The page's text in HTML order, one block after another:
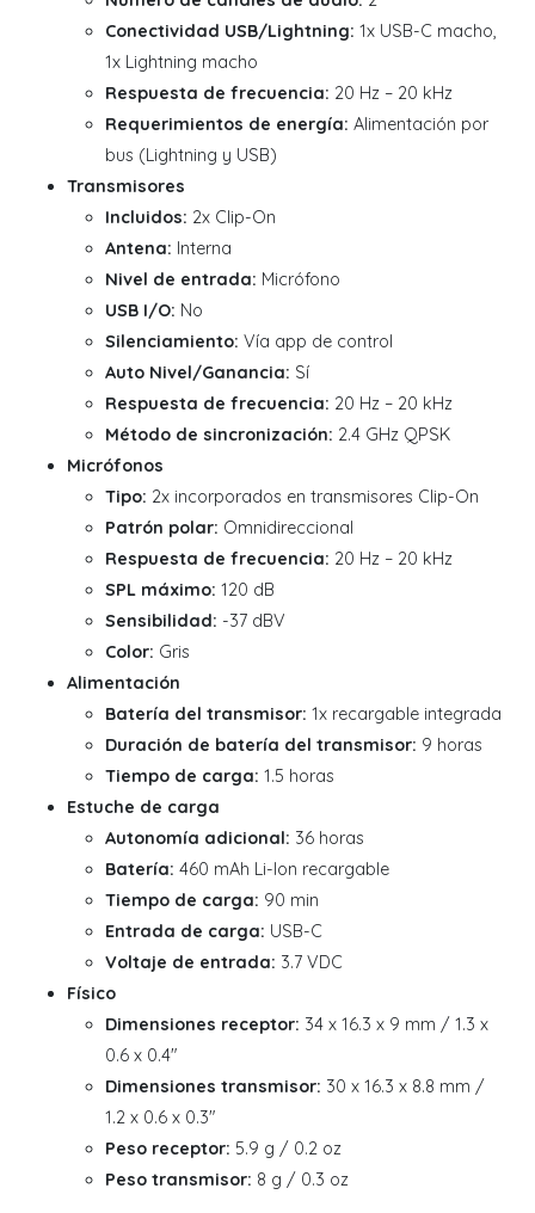
Conectividad USB/Lightning: 1x USB-C macho,
1x Lightning macho
Respuesta de frecuencia: 20 Hz – 20 kHz
Requerimientos de energía: Alimentación por
bus (Lightning y USB)
Transmisores
Incluidos: 2x Clip-On
Antena: Interna
Nivel de entrada: Micrófono
USB I/O: No
Silenciamiento: Vía app de control
Auto Nivel/Ganancia: Sí
Respuesta de frecuencia: 20 Hz – 20 kHz
Método de sincronización: 2.4 GHz QPSK
Micrófonos
Tipo: 2x incorporados en transmisores Clip-On
Patrón polar: Omnidireccional
Respuesta de frecuencia: 20 Hz – 20 kHz
SPL máximo: 120 dB
Sensibilidad: -37 dBV
Color: Gris
Alimentación
Batería del transmisor: 1x recargable integrada
Duración de batería del transmisor: 9 horas
Tiempo de carga: 1.5 horas
Estuche de carga
Autonomía adicional: 36 horas
Batería: 460 mAh Li-Ion recargable
Tiempo de carga: 90 min
Entrada de carga: USB-C
Voltaje de entrada: 3.7 VDC
Físico
Dimensiones receptor: 34 x 16.3 x 9 mm / 1.3 x
0.6 x 0.4"
Dimensiones transmisor: 30 x 16.3 x 8.8 mm /
1.2 x 0.6 x 0.3"
Peso receptor: 5.9 g / 0.2 oz
Peso transmisor: 8 g / 0.3 oz